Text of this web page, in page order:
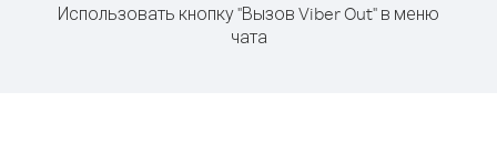
Использовать кнопку "Вызов Viber Out" в меню
чата